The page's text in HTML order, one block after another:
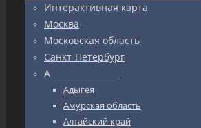
Интерактивная карта
Москва
Московская область
Санкт-Петербург
А_________________
Адыгея
Амурская область
Алтайский край